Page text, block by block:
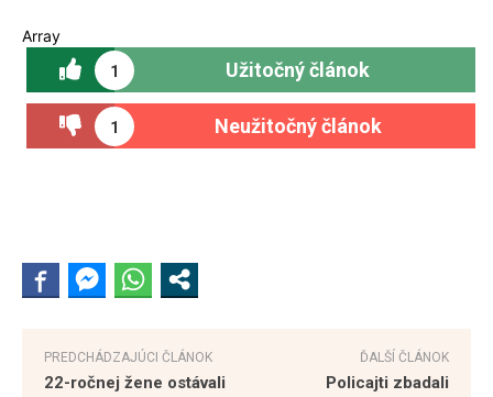
Array
1 Užitočný článok
1 Neužitočný článok
PREDCHÁDZAJÚCI ČLÁNOK
22-ročnej žene ostávali
ĎALŠÍ ČLÁNOK
Policajti zbadali